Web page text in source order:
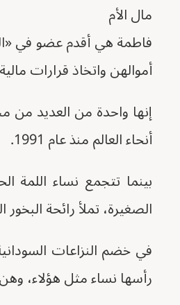
مال الأم
أموالهن واتخاذ قرارات
أنحاء العالم منذ عام 1991.
بينما تتجمع نساء
الصغيرة، تملأ رائحة البخور
رأسها نساء مثل هؤلاء،